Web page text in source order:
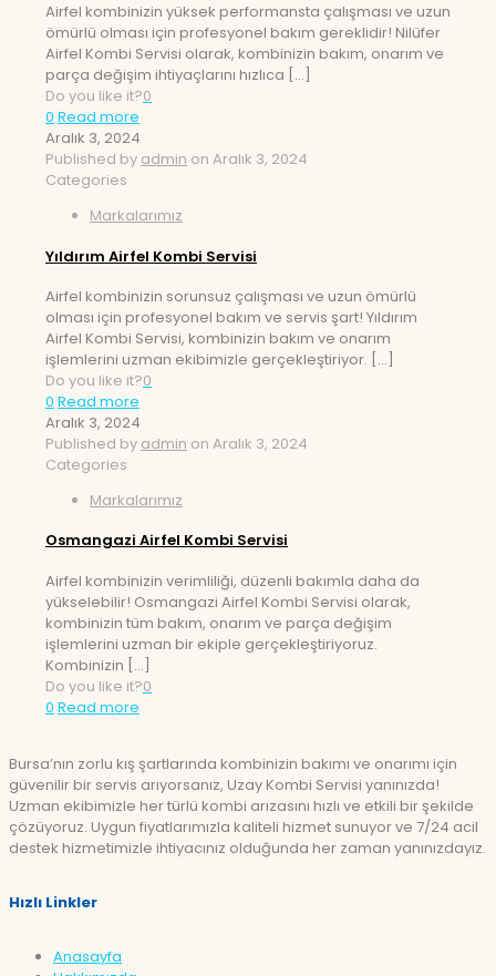
Airfel kombinizin yüksek performansta çalışması ve uzun
ömürlü olması için profesyonel bakım gereklidir! Nilüfer
Airfel Kombi Servisi olarak, kombinizin bakım, onarım ve
parça değişim ihtiyaçlarını hızlıca […]
Do you like it?0
0 Read more
Aralık 3, 2024
Published by admin on Aralık 3, 2024
Categories
Markalarımız
Yıldırım Airfel Kombi Servisi
Airfel kombinizin sorunsuz çalışması ve uzun ömürlü
olması için profesyonel bakım ve servis şart! Yıldırım
Airfel Kombi Servisi, kombinizin bakım ve onarım
işlemlerini uzman ekibimizle gerçekleştiriyor. […]
Do you like it?0
0 Read more
Aralık 3, 2024
Published by admin on Aralık 3, 2024
Categories
Markalarımız
Osmangazi Airfel Kombi Servisi
Airfel kombinizin verimliliği, düzenli bakımla daha da
yükselebilir! Osmangazi Airfel Kombi Servisi olarak,
kombinizin tüm bakım, onarım ve parça değişim
işlemlerini uzman bir ekiple gerçekleştiriyoruz.
Kombinizin […]
Do you like it?0
0 Read more
Bursa’nın zorlu kış şartlarında kombinizin bakımı ve onarımı için
güvenilir bir servis arıyorsanız, Uzay Kombi Servisi yanınızda!
Uzman ekibimizle her türlü kombi arızasını hızlı ve etkili bir şekilde
çözüyoruz. Uygun fiyatlarımızla kaliteli hizmet sunuyor ve 7/24 acil
destek hizmetimizle ihtiyacınız olduğunda her zaman yanınızdayız.
Hızlı Linkler
Anasayfa